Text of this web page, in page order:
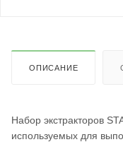
ОПИСАНИЕ
Набор экстракторов
используемых для